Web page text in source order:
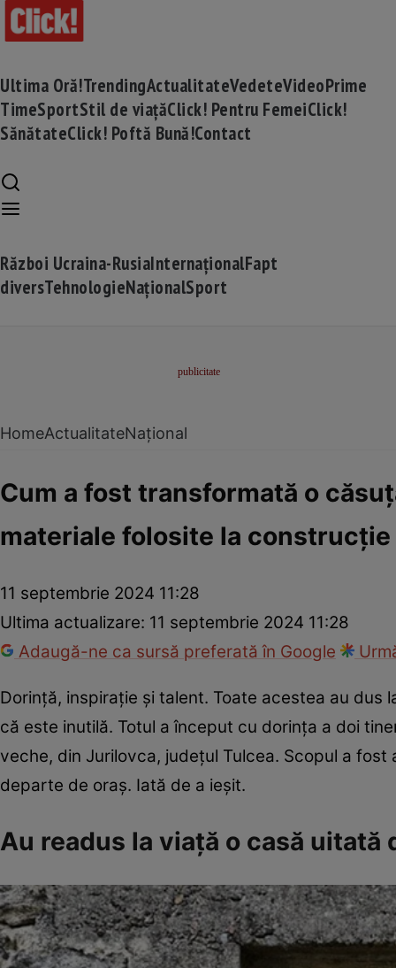
Ultima Oră!TrendingActualitateVedeteVideoPrime
TimeSportStil de viațăClick! Pentru FemeiClick!
SănătateClick! Poftă Bună!Contact
Război Ucraina-RusiaInternaționalFapt
diversTehnologieNaționalSport
HomeActualitateNațional
Cum a fost transformată o
materiale folosite la construcție
11 septembrie 2024 11:28
Ultima actualizare: 11 septembrie 2024 11:28
Adaugă-ne ca sursă preferată în Google
Dorință, inspirație și talent. Toate acestea au dus
că este inutilă. Totul a început cu dorința a doi
veche, din Jurilovca, județul Tulcea. Scopul a
departe de oraș. Iată de a ieșit.
Au readus la viață o casă uitată